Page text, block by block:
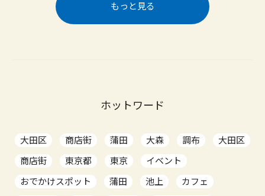
もっと見る
ホットワード
大田区 商店街 蒲田 大森 調布
大田区
商店街
東京都 東京
イベント
おでかけスポット
蒲田 池上
カフェ